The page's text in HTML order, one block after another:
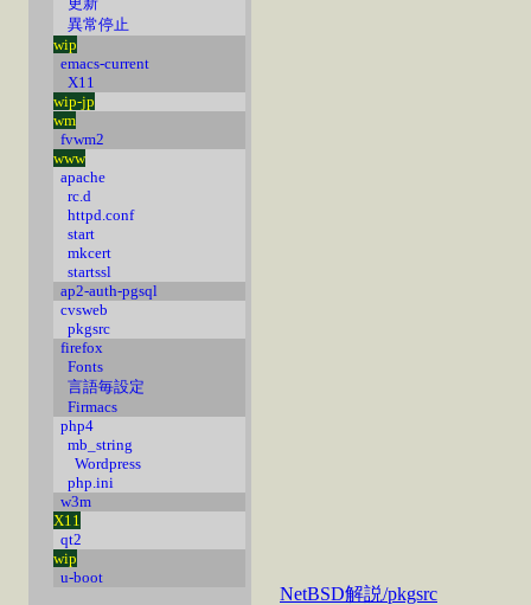
異常停止
wip
emacs-current
X11
wip-jp
wm
fvwm2
www
apache
rc.d
httpd.conf
start
mkcert
startssl
ap2-auth-pgsql
cvsweb
pkgsrc
firefox
Fonts
言語毎設定
Firmacs
php4
mb_string
Wordpress
php.ini
w3m
X11
qt2
wip
u-boot
NetBSD解説/pkgsrc